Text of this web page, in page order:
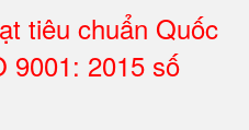
tiêu chuẩn Quốc
9001: 2015 số